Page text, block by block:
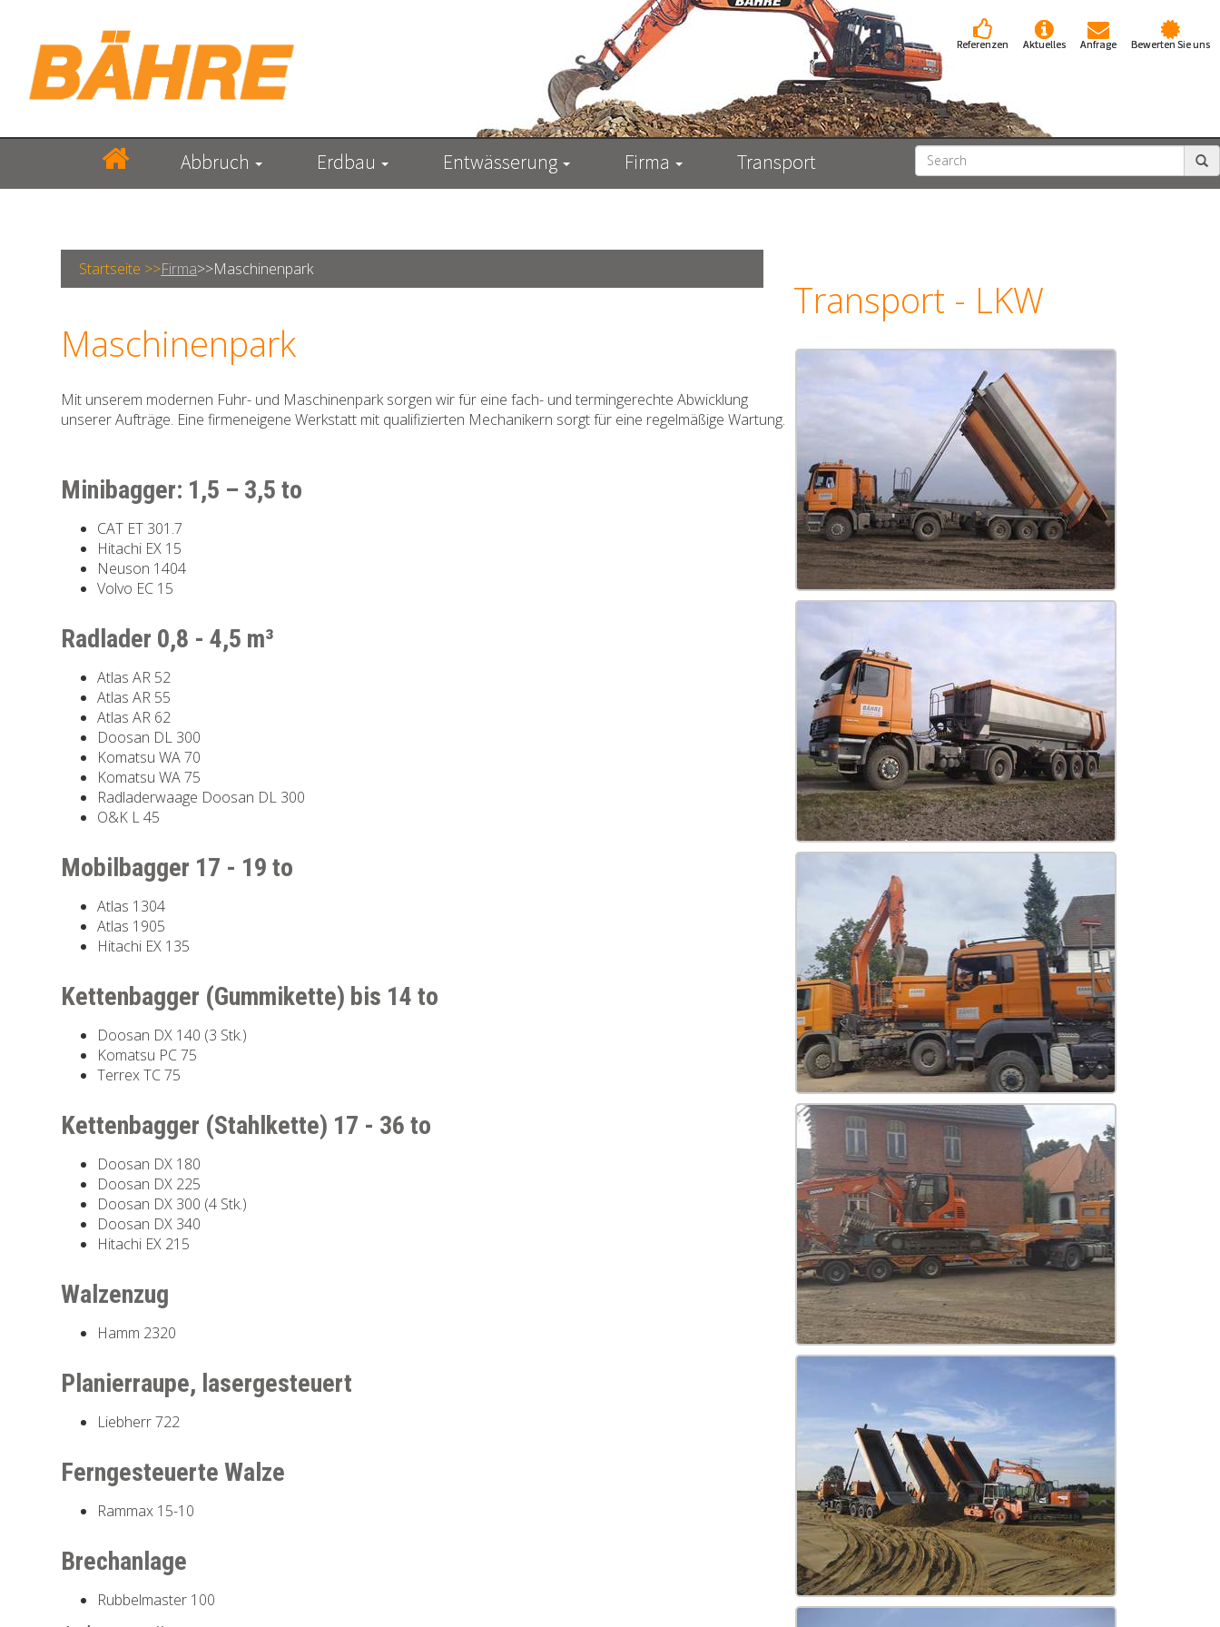
Referenzen Aktuelles Anfrage Bewerten Sie uns
Abbruch Erdbau Entwässerung Firma Transport
Startseite >>Firma>>Maschinenpark
Maschinenpark
Mit unserem modernen Fuhr- und Maschinenpark sorgen wir für eine fach- und termingerechte Abwicklung
unserer Aufträge. Eine firmeneigene Werkstatt mit qualifizierten Mechanikern sorgt für eine regelmäßige Wartung.
Minibagger: 1,5 – 3,5 to
CAT ET 301.7
Hitachi EX 15
Neuson 1404
Volvo EC 15
Radlader 0,8 - 4,5 m³
Atlas AR 52
Atlas AR 55
Atlas AR 62
Doosan DL 300
Komatsu WA 70
Komatsu WA 75
Radladerwaage Doosan DL 300
O&K L 45
Mobilbagger 17 - 19 to
Atlas 1304
Atlas 1905
Hitachi EX 135
Kettenbagger (Gummikette) bis 14 to
Doosan DX 140 (3 Stk.)
Komatsu PC 75
Terrex TC 75
Kettenbagger (Stahlkette) 17 - 36 to
Doosan DX 180
Doosan DX 225
Doosan DX 300 (4 Stk.)
Doosan DX 340
Hitachi EX 215
Walzenzug
Hamm 2320
Planierraupe, lasergesteuert
Liebherr 722
Ferngesteuerte Walze
Rammax 15-10
Brechanlage
Rubbelmaster 100
Transport - LKW